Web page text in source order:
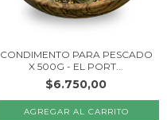
CONDIMENTO PARA PESCADO
X 500G - EL PORT...
$6.750,00